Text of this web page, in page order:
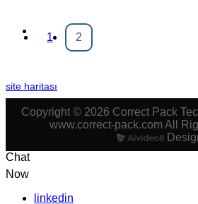
1 2
site haritası
Copyright © 2026 Correct Pack
www.correct-pack.com All
Chat
Now
linkedin